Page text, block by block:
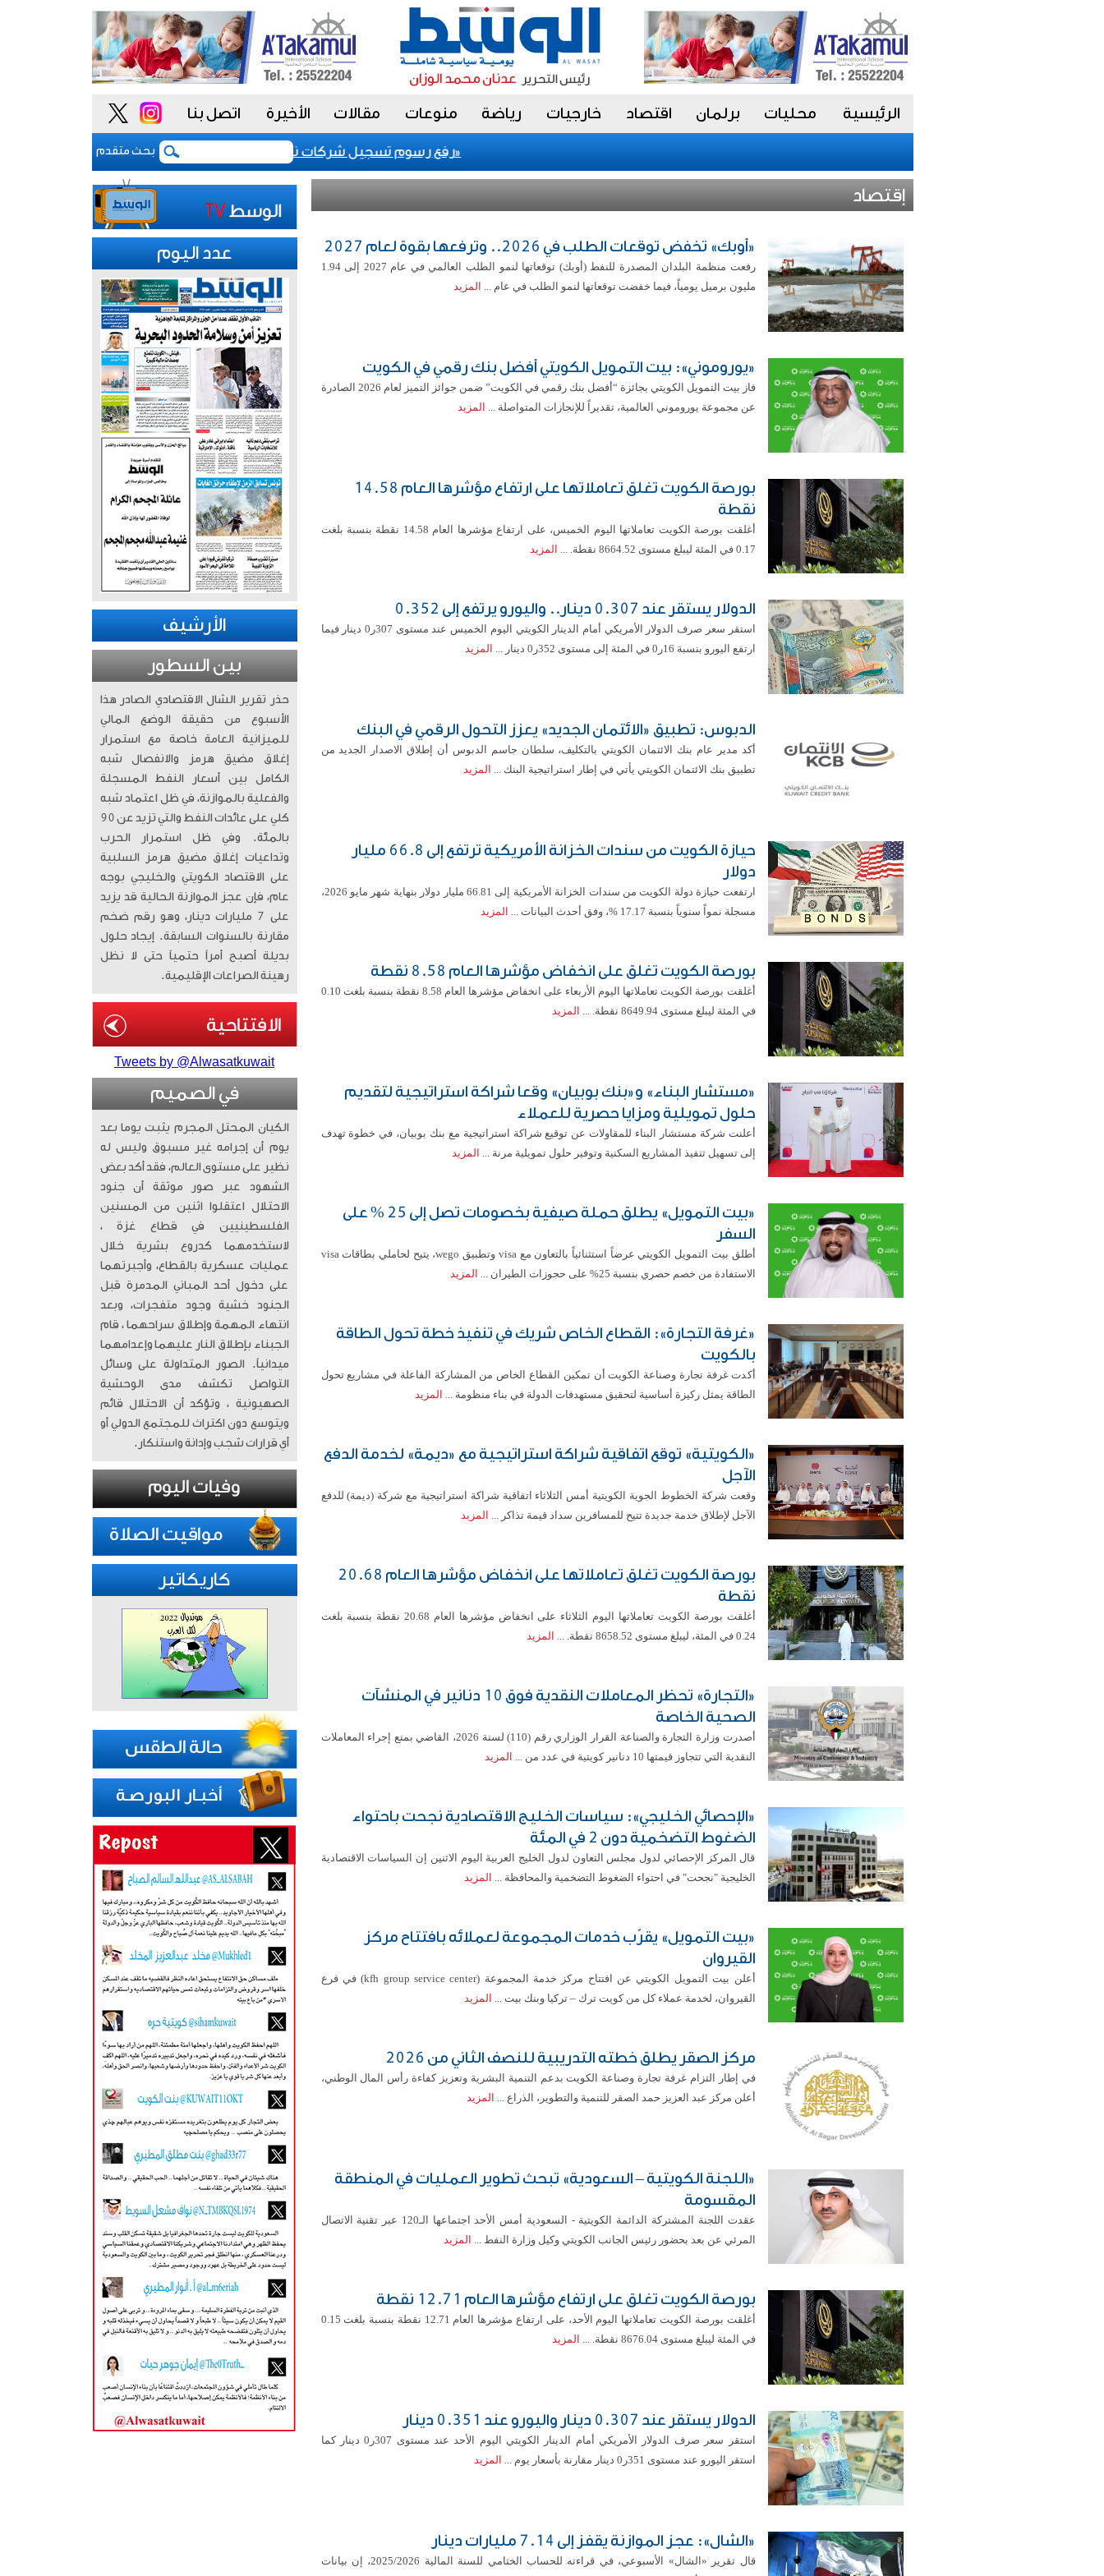
الرئيسية محليات برلمان اقتصاد خارجيات رياضة منوعات مقالات الأخيرة اتصل بنا
بحث متقدم
رفع رسوم تسجيل شركات نظم المعلومات وخدماتها اعتباراً من مطلع العام
إقتصاد
«أوبك» تخفض توقعات الطلب في 2026.. وترفعها بقوة لعام 2027
رفعت منظمة البلدان المصدرة للنفط (أوبك) توقعاتها لنمو الطلب العالمي في عام 2027 إلى 1.94
مليون برميل يومياً، فيما خفضت توقعاتها لنمو الطلب في عام ... المزيد
«يوروموني»: بيت التمويل الكويتي أفضل بنك رقمي في الكويت
فاز بيت التمويل الكويتي بجائزة “أفضل بنك رقمي في الكويت” ضمن جوائز التميز لعام 2026 الصادرة
عن مجموعة يوروموني العالمية، تقديراً للإنجازات المتواصلة ... المزيد
بورصة الكويت تغلق تعاملاتها على ارتفاع مؤشرها العام 14.58
نقطة
أغلقت بورصة الكويت تعاملاتها اليوم الخميس، على ارتفاع مؤشرها العام 14.58 نقطة بنسبة بلغت
0.17 في المئة ليبلغ مستوى 8664.52 نقطة. ...
المزيد
الدولار يستقر عند 0.307 دينار.. واليورو يرتفع إلى 0.352
استقر سعر صرف الدولار الأمريكي أمام الدينار الكويتي اليوم الخميس عند مستوى 307ر0 دينار فيما
ارتفع اليورو بنسبة 16ر0 في المئة إلى مستوى 352ر0 دينار ...
المزيد
الدبوس: تطبيق «الائتمان الجديد» يعزز التحول الرقمي في البنك
أكد مدير عام بنك الائتمان الكويتي بالتكليف، سلطان جاسم الدبوس أن إطلاق الاصدار الجديد من
تطبيق بنك الائتمان الكويتي يأتي في إطار استراتيجية البنك ... المزيد
حيازة الكويت من سندات الخزانة الأمريكية ترتفع إلى 66.8 مليار
دولار
ارتفعت حيازة دولة الكويت من سندات الخزانة الأمريكية إلى 66.81 مليار دولار بنهاية شهر مايو 2026،
مسجلة نمواً سنوياً بنسبة 17.17 %، وفق أحدث البيانات ...
المزيد
بورصة الكويت تغلق على انخفاض مؤشرها العام 8.58 نقطة
أغلقت بورصة الكويت تعاملاتها اليوم الأربعاء على انخفاض مؤشرها العام 8.58 نقطة بنسبة بلغت 0.10
في المئة ليبلغ مستوى 8649.94 نقطة. ...
المزيد
«مستشار البناء» و«بنك بوبيان» وقعا شراكة استراتيجية لتقديم
حلول تمويلية ومزايا حصرية للعملاء
أعلنت شركة مستشار البناء للمقاولات عن توقيع شراكة استراتيجية مع بنك بوبيان، في خطوة تهدف
إلى تسهيل تنفيذ المشاريع السكنية وتوفير حلول تمويلية مرنة ... المزيد
«بيت التمويل» يطلق حملة صيفية بخصومات تصل إلى 25 % على
السفر
أطلق بيت التمويل الكويتي عرضاً استثنائياً بالتعاون مع visa وتطبيق wego، يتيح لحاملي بطاقات visa
الاستفادة من خصم حصري بنسبة 25% على حجوزات الطيران ...
المزيد
«غرفة التجارة»: القطاع الخاص شريك في تنفيذ خطة تحول الطاقة
بالكويت
أكدت غرفة تجارة وصناعة الكويت أن تمكين القطاع الخاص من المشاركة الفاعلة في مشاريع تحول
الطاقة يمثل ركيزة أساسية لتحقيق مستهدفات الدولة في بناء منظومة ... المزيد
«الكويتية» توقع اتفاقية شراكة استراتيجية مع «ديمة» لخدمة الدفع
الآجل
وقعت شركة الخطوط الجوية الكويتية أمس الثلاثاء اتفاقية شراكة استراتيجية مع شركة (ديمة) للدفع
الآجل لإطلاق خدمة جديدة تتيح للمسافرين سداد قيمة تذاكر ... المزيد
بورصة الكويت تغلق تعاملاتها على انخفاض مؤشرها العام 20.68
نقطة
أغلقت بورصة الكويت تعاملاتها اليوم الثلاثاء على انخفاض مؤشرها العام 20.68 نقطة بنسبة بلغت
0.24 في المئة، ليبلغ مستوى 8658.52 نقطة. ...
المزيد
«التجارة» تحظر المعاملات النقدية فوق 10 دنانير في المنشآت
الصحية الخاصة
أصدرت وزارة التجارة والصناعة القرار الوزاري رقم (110) لسنة 2026، القاضي بمنع إجراء المعاملات
النقدية التي تتجاوز قيمتها 10 دنانير كويتية في عدد من ...
المزيد
«الإحصائي الخليجي»: سياسات الخليج الاقتصادية نجحت باحتواء
الضغوط التضخمية دون 2 في المئة
قال المركز الإحصائي لدول مجلس التعاون لدول الخليج العربية اليوم الاثنين إن السياسات الاقتصادية
الخليجية "نجحت" في احتواء الضغوط التضخمية والمحافظة ... المزيد
«بيت التمويل» يقرّب خدمات المجموعة لعملائه بافتتاح مركز
القيروان
أعلن بيت التمويل الكويتي عن افتتاح مركز خدمة المجموعة (kfh group service center) في فرع
القيروان، لخدمة عملاء كل من كويت ترك – تركيا وبنك بيت ... المزيد
مركز الصقر يطلق خطته التدريبية للنصف الثاني من 2026
في إطار التزام غرفة تجارة وصناعة الكويت بدعم التنمية البشرية وتعزيز كفاءة رأس المال الوطني،
أعلن مركز عبد العزيز حمد الصقر للتنمية والتطوير، الذراع ... المزيد
«اللجنة الكويتية – السعودية» تبحث تطوير العمليات في المنطقة
المقسومة
عقدت اللجنة المشتركة الدائمة الكويتية - السعودية أمس الأحد اجتماعها الـ120 عبر تقنية الاتصال
المرئي عن بعد بحضور رئيس الجانب الكويتي وكيل وزارة النفط ... المزيد
بورصة الكويت تغلق على ارتفاع مؤشرها العام 12.71 نقطة
أغلقت بورصة الكويت تعاملاتها اليوم الأحد، على ارتفاع مؤشرها العام 12.71 نقطة بنسبة بلغت 0.15
في المئة ليبلغ مستوى 8676.04 نقطة. ...
المزيد
الدولار يستقر عند 0.307 دينار واليورو عند 0.351 دينار
استقر سعر صرف الدولار الأمريكي أمام الدينار الكويتي اليوم الأحد عند مستوى 307ر0 دينار كما
استقر اليورو عند مستوى 351ر0 دينار مقارنة بأسعار يوم ...
المزيد
«الشال»: عجز الموازنة يقفز إلى 7.14 مليارات دينار
قال تقرير «الشال» الأسبوعي، في قراءته للحساب الختامي للسنة المالية 2025/2026، إن بيانات
عدد اليوم
الأرشيف
بين السطور
حذر تقرير الشال الاقتصادي الصادر هذا
الأسبوع من حقيقة الوضع المالي
للميزانية العامة خاصة مع استمرار
إغلاق مضيق هرمز والانفصال شبه
الكامل بين أسعار النفط المسجلة
والفعلية بالموازنة، في ظل اعتماد شبه
كلي على عائدات النفط والتي تزيد عن 90
بالمئة. وفي ظل استمرار الحرب
وتداعيات إغلاق مضيق هرمز السلبية
على الاقتصاد الكويتي والخليجي بوجه
عام، فإن عجز الموازنة الحالية قد يزيد
على 7 مليارات دينار، وهو رقم ضخم
مقارنة بالسنوات السابقة. إيجاد حلول
بديلة أصبح أمراً حتمياً حتى لا نظل
رهينة الصراعات الإقليمية.
Tweets by @Alwasatkuwait
في الصميم
الكيان المحتل المجرم يثبت يوما بعد
يوم أن إجرامه غير مسبوق وليس له
نظير على مستوى العالم، فقد أكد بعض
الشهود عبر صور موثقة أن جنود
الاحتلال اعتقلوا اثنين من المسنين
الفلسطينيين في قطاع غزة ،
لاستخدمهما كدروع بشرية خلال
عمليات عسكرية بالقطاع، وأجبرتهما
على دخول أحد المباني المدمرة قبل
الجنود خشية وجود متفجرات، وبعد
انتهاء المهمة وإطلاق سراحهما ، قام
الجبناء بإطلاق النار عليهما وإعدامهما
ميدانياً. الصور المتداولة على وسائل
التواصل تكشف مدى الوحشية
الصهيونية ، وتؤكد أن الاحتلال قائم
ويتوسع دون اكتراث للمجتمع الدولي أو
أي قرارات شجب وإدانة واستنكار.
كاريكاتير